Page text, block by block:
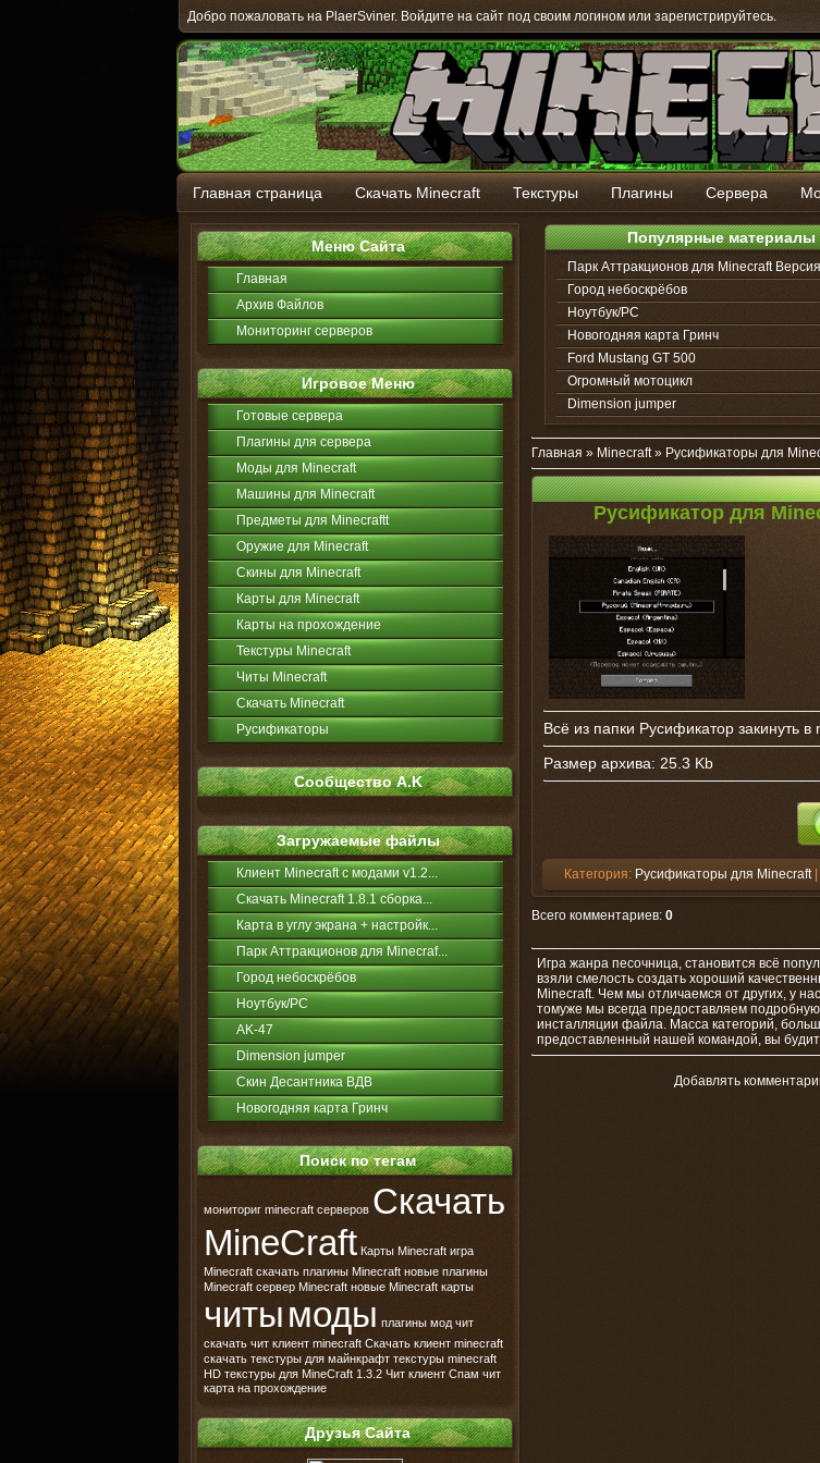
Добро пожаловать на PlaerSviner. Войдите на сайт под своим логином или зарегистрируйтесь.
Главная страница Скачать Minecraft Текстуры Плагины Сервера
Меню Сайта
Главная
Архив Файлов
Мониторинг серверов
Игровое Меню
Готовые сервера
Плагины для сервера
Моды для Minecraft
Машины для Minecraft
Предметы для Minecraftt
Оружие для Minecraft
Скины для Minecraft
Карты для Minecraft
Карты на прохождение
Текстуры Minecraft
Читы Minecraft
Скачать Minecraft
Русификаторы
Сообщество A.K
Загружаемые файлы
Клиент Minecraft с модами v1.2...
Скачать Minecraft 1.8.1 сборка...
Карта в углу экрана + настройк...
Парк Аттракционов для Minecraf...
Город небоскрёбов
Ноутбук/PC
AK-47
Dimension jumper
Скин Десантника ВДВ
Новогодняя карта Гринч
Поиск по тегам
мониториг minecraft серверов Скачать
MineCraft Карты Minecraft игра
Minecraft скачать плагины Minecraft новые плагины
Minecraft сервер Minecraft новые Minecraft карты
читымоды плагины мод чит
скачать чит клиент minecraft Скачать клиент minecraft
скачать текстуры для майнкрафт текстуры minecraft
HD текстуры для MineCraft 1.3.2 Чит клиент Спам чит
карта на прохождение
Друзья Сайта
Популярные материалы
Парк Аттракционов для Minecraft
Город небоскрёбов
Ноутбук/PC
Новогодняя карта Гринч
Ford Mustang GT 500
Огромный мотоцикл
Dimension jumper
Главная » Minecraft» Русификаторы для
Русификатор для
Всё из папки Русификатор закинуть в
Размер архива: 25.3 Kb
Категория: Русификаторы для Minecraft|
Всего комментариев: 0
Игра жанра песочница, становится всё
взяли смелость создать хороший
Minecraft. Чем мы отличаемся от других, у
томуже мы всегда предоставляем
инсталляции файла. Масса категорий,
предоставленный нашей командой, вы
Добавлять